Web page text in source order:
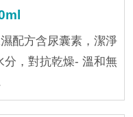
配方含尿囊素，潔淨
分，對抗乾燥- 溫和無